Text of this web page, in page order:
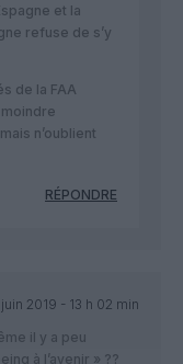
et la
refuse de s’y
de la FAA
n’oublient
RÉPONDRE
juin 2019 - 13 h 02 min
il y a peu
à l’avenir » ??